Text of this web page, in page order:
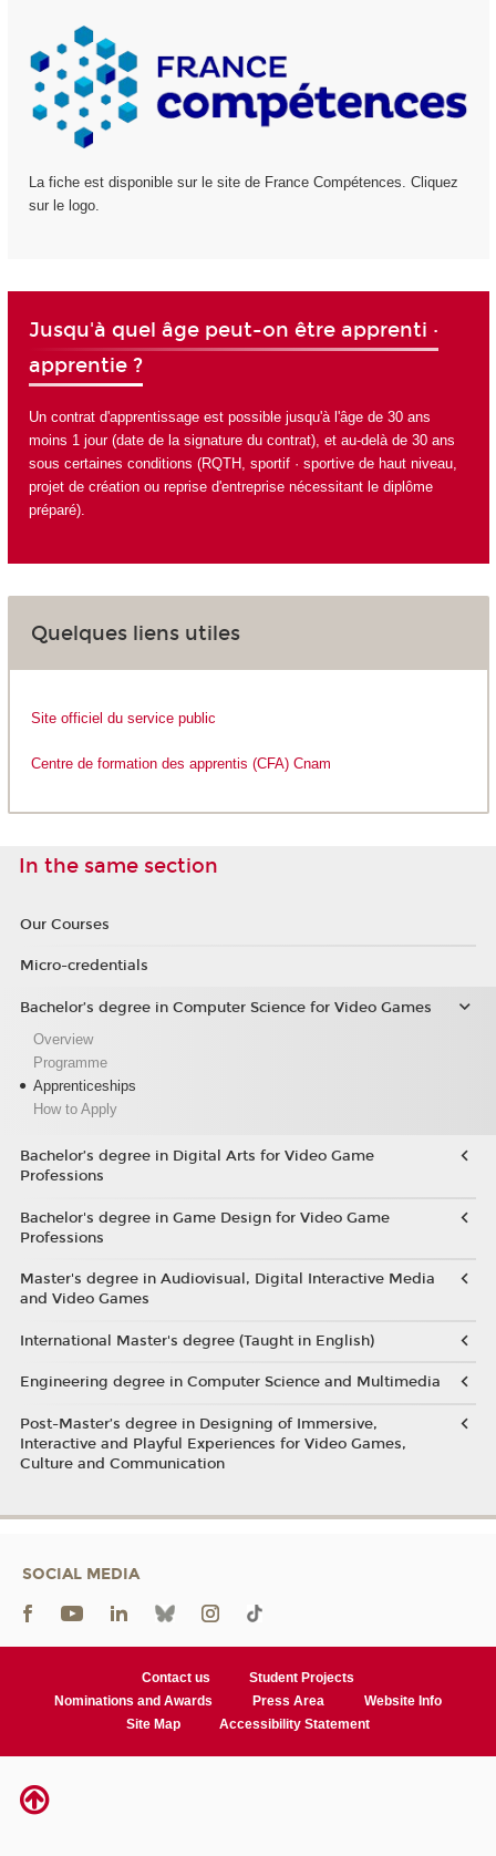
La fiche est disponible sur le site de France Compétences. Cliquez
sur le logo.
Jusqu'à quel âge peut-on être apprenti ·
apprentie ?
Un contrat d'apprentissage est possible jusqu'à l'âge de 30 ans
moins 1 jour (date de la signature du contrat), et au-delà de 30 ans
sous certaines conditions (RQTH, sportif · sportive de haut niveau,
projet de création ou reprise d'entreprise nécessitant le diplôme
préparé).
Quelques liens utiles
Site officiel du service public
Centre de formation des apprentis (CFA) Cnam
In the same section
Our Courses
Micro-credentials
Bachelor’s degree in Computer Science for Video Games
Overview
Programme
Apprenticeships
How to Apply
Bachelor’s degree in Digital Arts for Video Game
Professions
Bachelor's degree in Game Design for Video Game
Professions
Master's degree in Audiovisual, Digital Interactive Media
and Video Games
International Master's degree (Taught in English)
Engineering degree in Computer Science and Multimedia
Post-Master’s degree in Designing of Immersive,
Interactive and Playful Experiences for Video Games,
Culture and Communication
SOCIAL MEDIA
Contact us
Student Projects
Nominations and Awards
Press Area
Website Info
Site Map
Accessibility Statement